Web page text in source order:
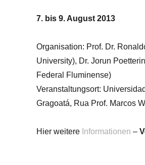
7. bis 9. August 2013
Organisation: Prof. Dr.
University), Dr. Jorun
Federal Fluminense)
Veranstaltungsort:
Gragoatá, Rua Prof. Marcos
Hier weitere Informationen –